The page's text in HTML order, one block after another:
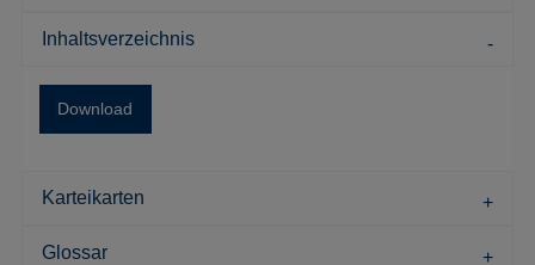
Inhaltsverzeichnis
Download
Karteikarten
Glossar